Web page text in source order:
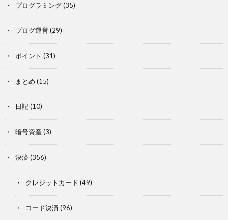
プログラミング(35)
ブログ運営(29)
ポイント (31)
まとめ (15)
日記(10)
暗号資産 (3)
決済 (356)
クレジットカード (49)
コード決済 (96)